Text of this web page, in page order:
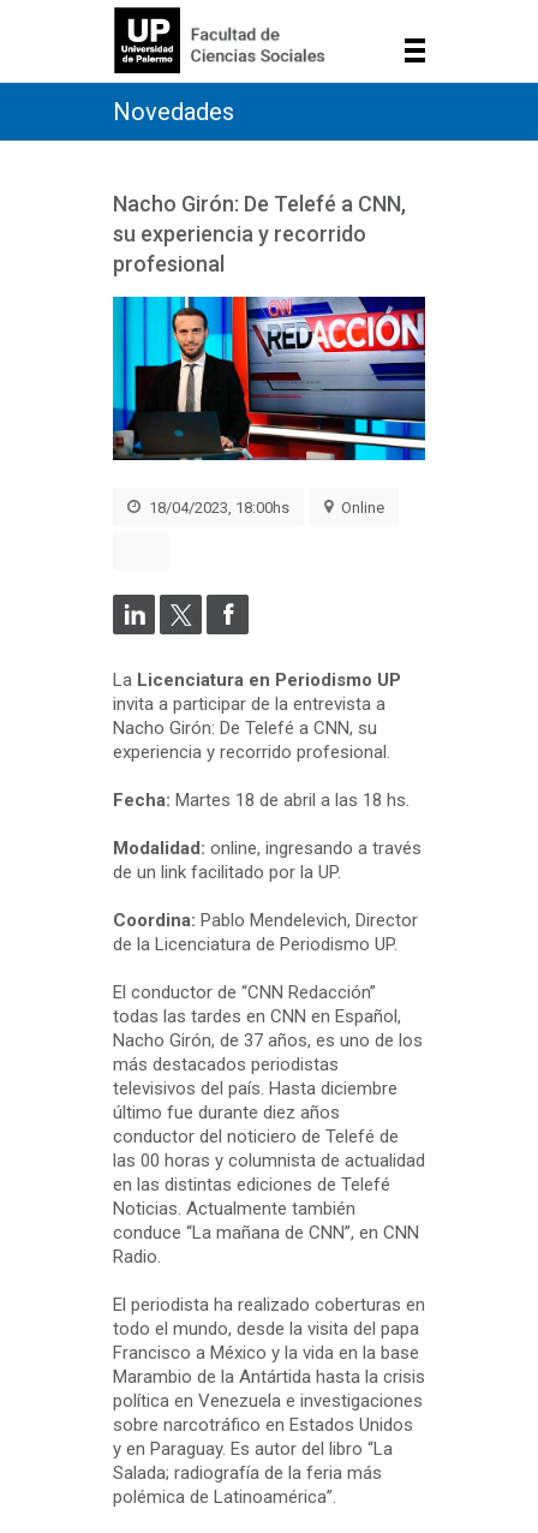
Novedades
Nacho Girón: De Telefé a CNN,
su experiencia y recorrido
profesional
18/04/2023, 18:00hs Online
La Licenciatura en Periodismo UP
invita a participar de la entrevista a
Nacho Girón: De Telefé a CNN, su
experiencia y recorrido profesional.
Fecha: Martes 18 de abril a las 18 hs.
Modalidad: online, ingresando a través
de un link facilitado por la UP.
Coordina: Pablo Mendelevich, Director
de la Licenciatura de Periodismo UP.
El conductor de “CNN Redacción”
todas las tardes en CNN en Español,
Nacho Girón, de 37 años, es uno de los
más destacados periodistas
televisivos del país. Hasta diciembre
último fue durante diez años
conductor del noticiero de Telefé de
las 00 horas y columnista de actualidad
en las distintas ediciones de Telefé
Noticias. Actualmente también
conduce “La mañana de CNN”, en CNN
Radio.
El periodista ha realizado coberturas en
todo el mundo, desde la visita del papa
Francisco a México y la vida en la base
Marambio de la Antártida hasta la crisis
política en Venezuela e investigaciones
sobre narcotráfico en Estados Unidos
y en Paraguay. Es autor del libro “La
Salada; radiografía de la feria más
polémica de Latinoamérica”.